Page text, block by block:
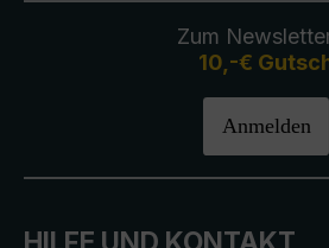
Zum
10,-€
Anmelden
HILFE UND KONTAKT